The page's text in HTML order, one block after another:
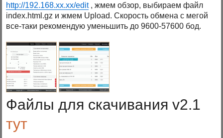
http://192.168.xx.xx/edit, жмем обзор, выбираем файл
index.html.gz и жмем Upload. Скорость обмена с мегой
все-таки рекомендую уменьшить до 9600-57600 бод.
Файлы для скачивания v2.1
тут